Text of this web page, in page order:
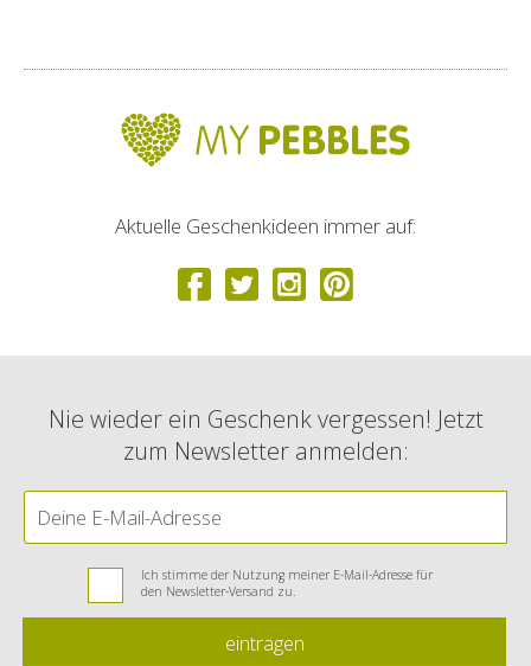
Aktuelle Geschenkideen immer auf:
Nie wieder ein Geschenk vergessen! Jetzt
zum Newsletter anmelden:
Ich stimme der Nutzung meiner E-Mail-Adresse für
den Newsletter-Versand zu.
eintragen